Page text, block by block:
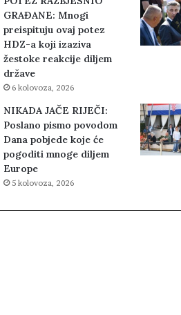
GRAĐANE: Mnogi
preispituju ovaj potez
HDZ-a koji izaziva
žestoke reakcije diljem
države
6 kolovoza, 2026
NIKADA JAČE RIJEČI:
Poslano pismo povodom
Dana pobjede koje će
pogoditi mnoge diljem
Europe
5 kolovoza, 2026